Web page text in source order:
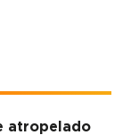
atropelado